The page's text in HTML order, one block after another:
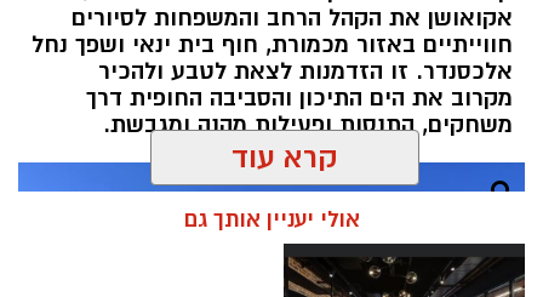
אקואושן את הקהל הרחב והמשפחות לסיורים
חווייתיים באזור מכמורת, חוף בית ינאי ושפך נחל
אלכסנדר. זו הזדמנות לצאת לטבע ולהכיר
מקרוב את הים התיכון והסביבה החופית דרך
משחקים, התנסות ופעילות מהנה ומגבשת.
קרא עוד
אולי יעניין אותך גם